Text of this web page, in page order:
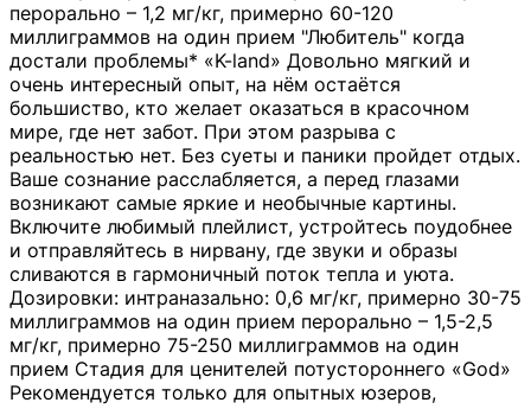
перорально – 1,2 мг/кг, примерно 60-120
миллиграммов на один прием "Любитель" когда
достали проблемы* «K-land» Довольно мягкий и
очень интересный опыт, на нём остаётся
большиство, кто желает оказаться в красочном
мире, где нет забот. При этом разрыва с
реальностью нет. Без суеты и паники пройдет отдых.
Ваше сознание расслабляется, а перед глазами
возникают самые яркие и необычные картины.
Включите любимый плейлист, устройтесь поудобнее
и отправляйтесь в нирвану, где звуки и образы
сливаются в гармоничный поток тепла и уюта.
Дозировки: интраназально: 0,6 мг/кг, примерно 30-75
миллиграммов на один прием перорально – 1,5-2,5
мг/кг, примерно 75-250 миллиграммов на один
прием Стадия для ценителей потустороннего «God»
Рекомендуется только для опытных юзеров,